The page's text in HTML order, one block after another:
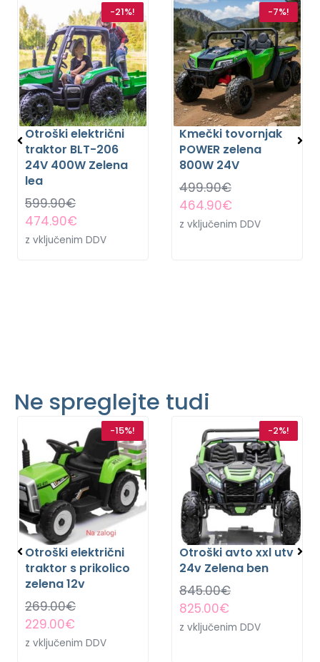
-21%!
Otroški električni
traktor BLT-206
24V 400W Zelena
lea
599.90€
474.90€
z vključenim DDV
-7%!
Kmečki tovornjak
POWER zelena
800W 24V
499.90€
464.90€
z vključenim DDV
Ne spreglejte tudi
-15%!
Otroški električni
traktor s prikolico
zelena 12v
269.00€
229.00€
z vključenim DDV
-2%!
Otroški avto xxl utv
24v Zelena ben
845.00€
825.00€
z vključenim DDV